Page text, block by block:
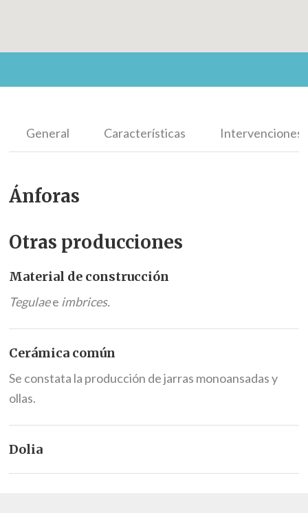
General Características Intervenciones
Ánforas
Otras producciones
Material de construcción
Tegulaee imbrices.
Cerámica común
Se constata la producción de jarras monoansadas y
ollas.
Dolia